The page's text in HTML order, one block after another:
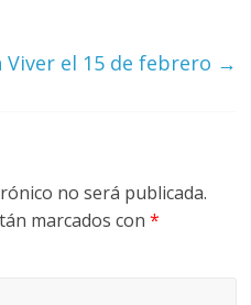
el 15 de febrero →
no será publicada.
marcados con*